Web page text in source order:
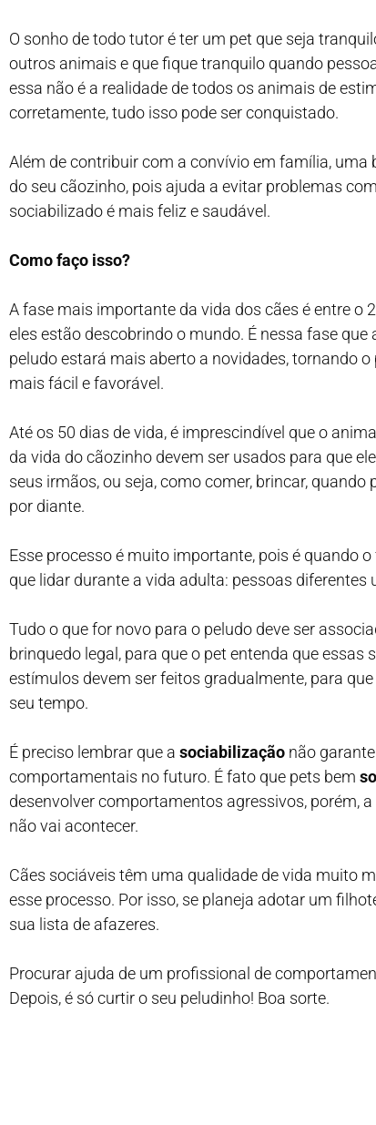
O sonho de todo tutor é ter um pet que seja
outros animais e que fique tranquilo quando
essa não é a realidade de todos os animais de
corretamente, tudo isso pode ser conquistado.
Além de contribuir com a convívio em família, uma
do seu cãozinho, pois ajuda a evitar problemas
sociabilizado é mais feliz e saudável.
Como faço isso?
A fase mais importante da vida dos cães é entre o
eles estão descobrindo o mundo. É nessa fase que
peludo estará mais aberto a novidades, tornando
mais fácil e favorável.
Até os 50 dias de vida, é imprescindível que o
da vida do cãozinho devem ser usados para que
seus irmãos, ou seja, como comer, brincar,
por diante.
Esse processo é muito importante, pois é quando
que lidar durante a vida adulta: pessoas
Tudo o que for novo para o peludo deve ser
brinquedo legal, para que o pet entenda que essas
estímulos devem ser feitos gradualmente, para
seu tempo.
É preciso lembrar que a sociabilização não
comportamentais no futuro. É fato que pets bem
desenvolver comportamentos agressivos, porém, a
não vai acontecer.
Cães sociáveis têm uma qualidade de vida muito
esse processo. Por isso, se planeja adotar um
sua lista de afazeres.
Procurar ajuda de um profissional de
Depois, é só curtir o seu peludinho! Boa sorte.